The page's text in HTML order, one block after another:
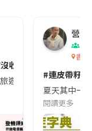
收😱出發前切記檢查
旅遊的民眾，近期要
營養
香港
#連皮帶籽
夏天其中一
閱讀更多